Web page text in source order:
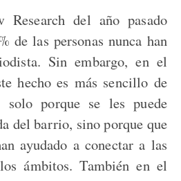
Research del año pasado
de las personas nunca han
Sin embargo, en el
hecho es más sencillo de
porque se les puede
del barrio, sino porque que
ayudado a conectar a las
ámbitos. También en el